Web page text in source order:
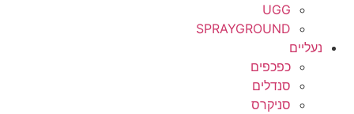
UGG
SPRAYGROUND
נעליים
כפכפים
סנדלים
סניקרס